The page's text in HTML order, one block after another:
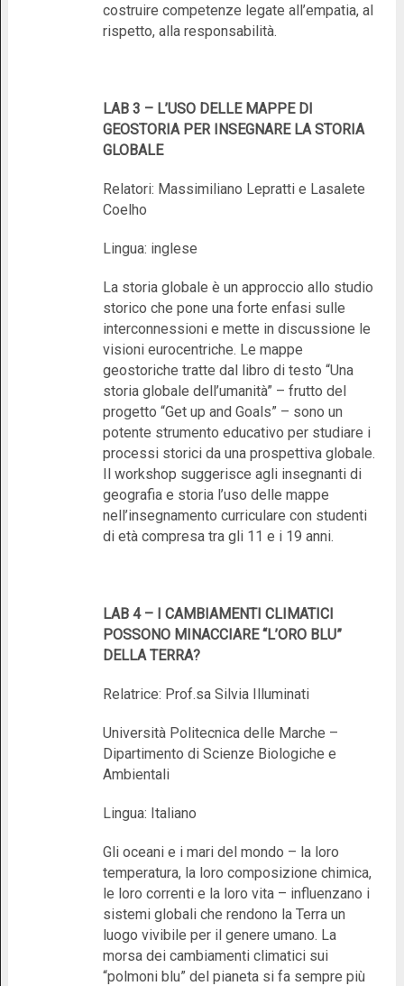
costruire competenze legate all’empatia, al
rispetto, alla responsabilità.
LAB 3 – L’USO DELLE MAPPE DI
GEOSTORIA PER INSEGNARE LA STORIA
GLOBALE
Relatori: Massimiliano Lepratti e Lasalete
Coelho
Lingua: inglese
La storia globale è un approccio allo studio
storico che pone una forte enfasi sulle
interconnessioni e mette in discussione le
visioni eurocentriche. Le mappe
geostoriche tratte dal libro di testo “Una
storia globale dell’umanità” – frutto del
progetto “Get up and Goals” – sono un
potente strumento educativo per studiare i
processi storici da una prospettiva globale.
Il workshop suggerisce agli insegnanti di
geografia e storia l’uso delle mappe
nell’insegnamento curriculare con studenti
di età compresa tra gli 11 e i 19 anni.
LAB 4 – I CAMBIAMENTI CLIMATICI
POSSONO MINACCIARE “L’ORO BLU”
DELLA TERRA?
Relatrice: Prof.sa Silvia Illuminati
Università Politecnica delle Marche –
Dipartimento di Scienze Biologiche e
Ambientali
Lingua: Italiano
Gli oceani e i mari del mondo – la loro
temperatura, la loro composizione chimica,
le loro correnti e la loro vita – influenzano i
sistemi globali che rendono la Terra un
luogo vivibile per il genere umano. La
morsa dei cambiamenti climatici sui
“polmoni blu” del pianeta si fa sempre più